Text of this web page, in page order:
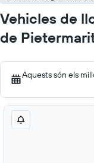
Vehicles de
de
Aquests són els